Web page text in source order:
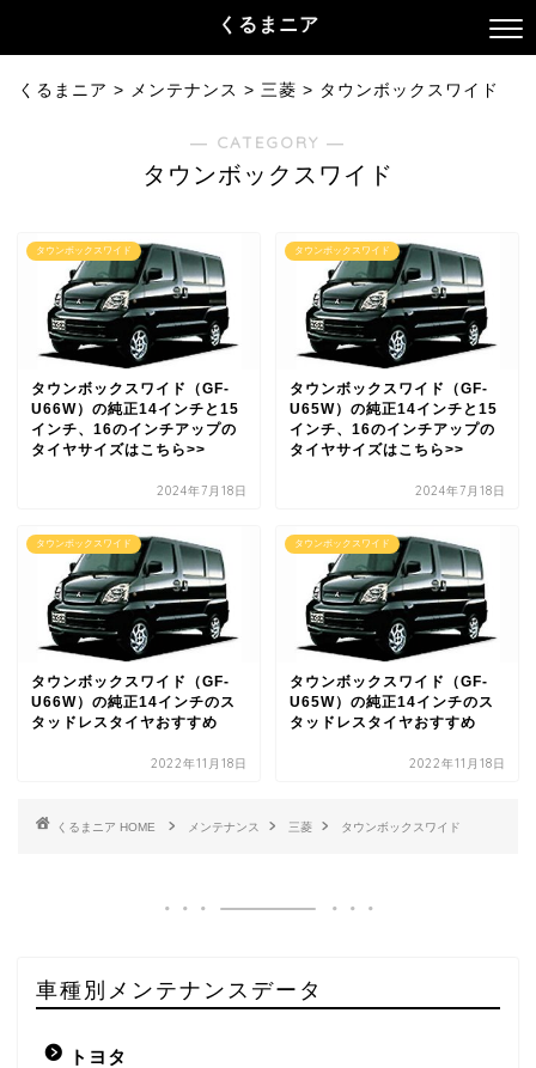
くるまニア
くるまニア > メンテナンス > 三菱 > タウンボックスワイド
― CATEGORY ―
タウンボックスワイド
タウンボックスワイド
タウンボックスワイド（GF-
U66W）の純正14インチと15
インチ、16のインチアップの
タイヤサイズはこちら>>
2024年7月18日
タウンボックスワイド
タウンボックスワイド（GF-
U65W）の純正14インチと15
インチ、16のインチアップの
タイヤサイズはこちら>>
2024年7月18日
タウンボックスワイド
タウンボックスワイド（GF-
U66W）の純正14インチのス
タッドレスタイヤおすすめ
2022年11月18日
タウンボックスワイド
タウンボックスワイド（GF-
U65W）の純正14インチのス
タッドレスタイヤおすすめ
2022年11月18日
HOME メンテナンス 三菱 タウンボックスワイド
車種別メンテナンスデータ
トヨタ